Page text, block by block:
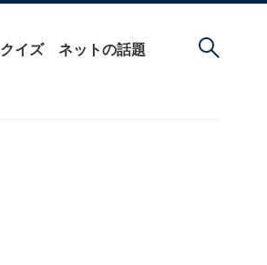
クイズ ネットの話題